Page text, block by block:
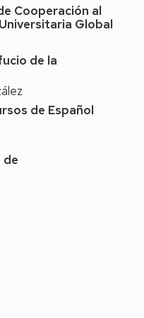
al
Es miembro del
en Ciencias
Licenciado en
en Derecho (1998)
con una calificación
de referencia
Medio Ambiente)”
Aragón.
el Dr.
de numerosos
indexadas de
Cooperación al
Global
de la
de Español
de